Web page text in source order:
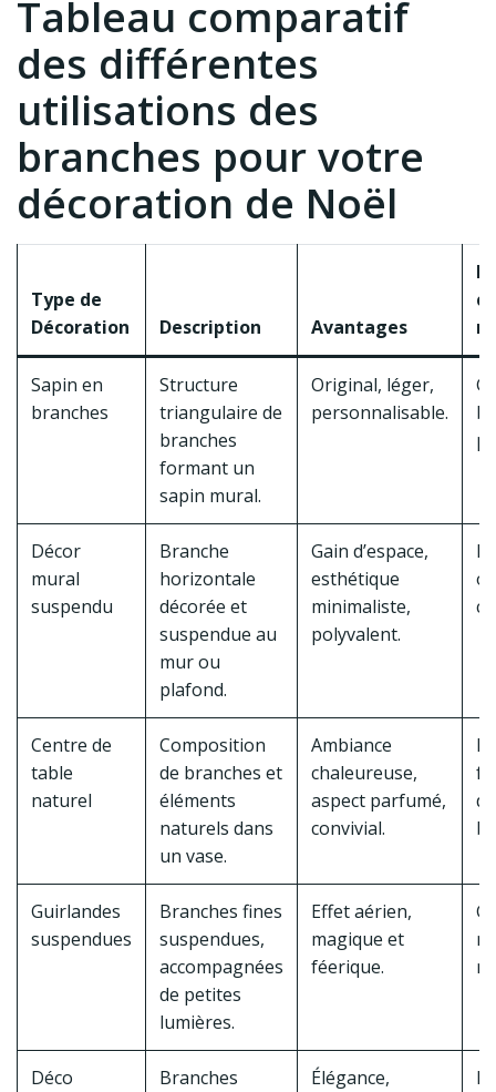
Tableau comparatif
des différentes
utilisations des
branches pour votre
décoration de Noël
Type de
Décoration
Description Avantages
Sapin en
branches
Structure
triangulaire de
branches
formant un
sapin mural.
Original, léger,
personnalisable.
Décor
mural
suspendu
Branche
horizontale
décorée et
suspendue au
mur ou
plafond.
Gain d’espace,
esthétique
minimaliste,
polyvalent.
Centre de
table
naturel
Composition
de branches et
éléments
naturels dans
un vase.
Ambiance
chaleureuse,
aspect parfumé,
convivial.
Guirlandes
suspendues
Branches fines
suspendues,
accompagnées
de petites
lumières.
Effet aérien,
magique et
féerique.
Déco
Branches
Élégance,